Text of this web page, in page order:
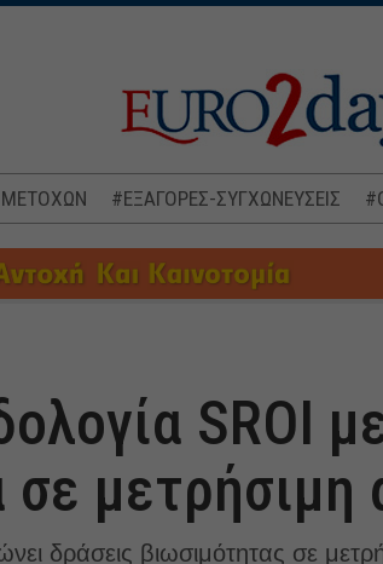
ΜΕΤΟΧΩΝ #ΕΞΑΓΟΡΕΣ-ΣΥΓΧΩΝΕΥΣΕΙΣ
SROI
μετρήσιμη
δράσεις βιωσιμότητας σε